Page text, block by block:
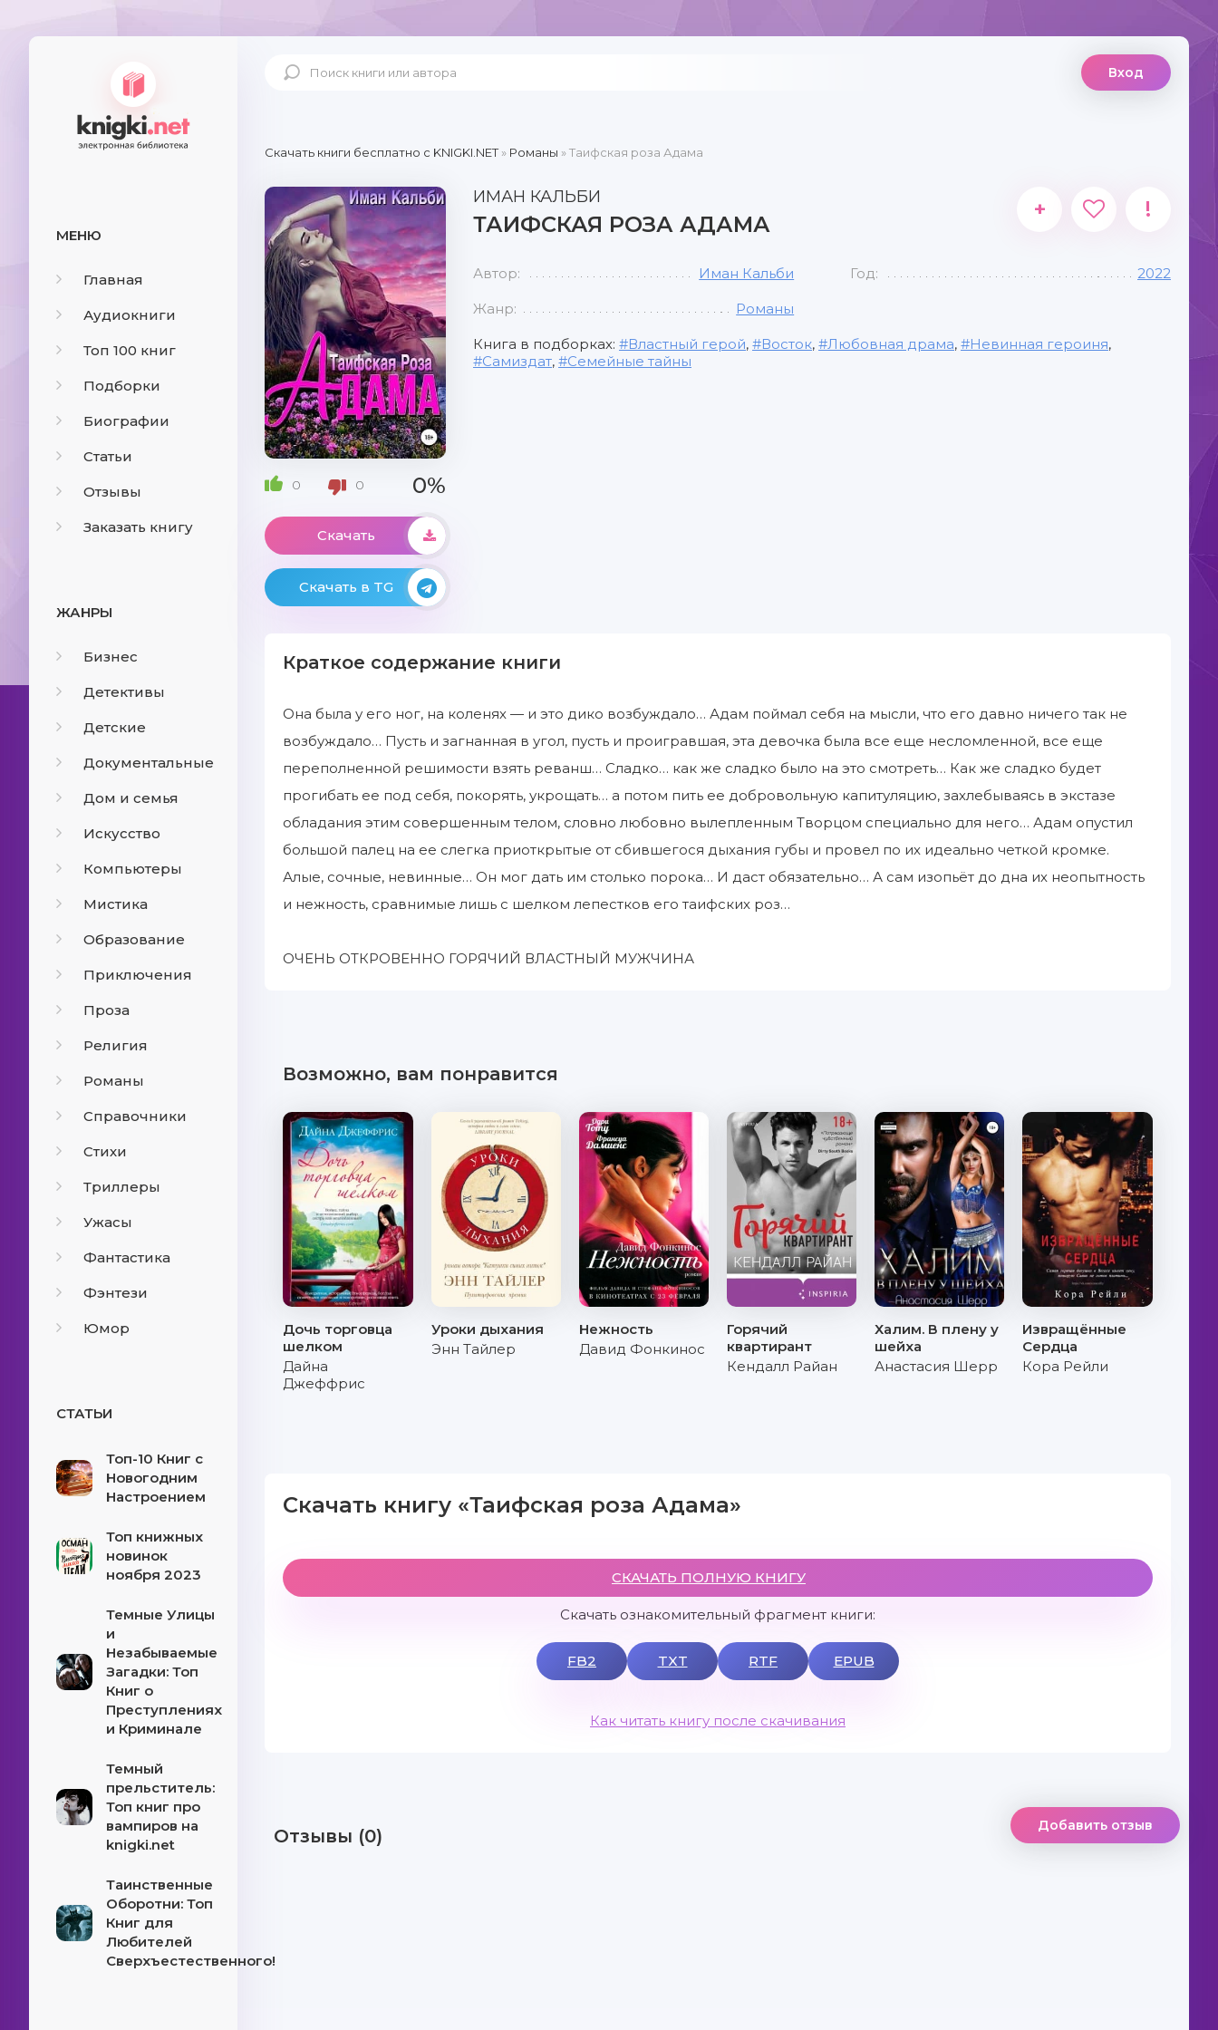
МЕНЮ
Главная
Аудиокниги
Топ 100 книг
Подборки
Биографии
Статьи
Отзывы
Заказать книгу
ЖАНРЫ
Бизнес
Детективы
Детские
Документальные
Дом и семья
Искусство
Компьютеры
Мистика
Образование
Приключения
Проза
Религия
Романы
Справочники
Стихи
Триллеры
Ужасы
Фантастика
Фэнтези
Юмор
СТАТЬИ
Топ-10 Книг с
Новогодним
Настроением
Топ книжных
новинок
ноября 2023
Темные Улицы
и
Незабываемые
Загадки: Топ
Книг о
Преступлениях
и Криминале
Темный
прельститель:
Топ книг про
вампиров на
knigki.net
Таинственные
Оборотни: Топ
Книг для
Любителей
Сверхъестественного!
Вход
Скачать книги бесплатно c KNIGKI.NET» Романы » Таифская роза Адама
0 0 0%
Скачать
Скачать в TG
ИМАН КАЛЬБИ
ТАИФСКАЯ РОЗА АДАМА
+ !
Автор: Иман Кальби Год: 2022
Жанр: Романы
Книга в подборках: Властный герой, Восток, Любовная драма, Невинная героиня,
Самиздат, Семейные тайны
Краткое содержание книги
Она была у его ног, на коленях — и это дико возбуждало… Адам поймал себя на мысли, что его давно ничего так не
возбуждало… Пусть и загнанная в угол, пусть и проигравшая, эта девочка была все еще несломленной, все еще
переполненной решимости взять реванш… Сладко… как же сладко было на это смотреть… Как же сладко будет
прогибать ее под себя, покорять, укрощать… а потом пить ее добровольную капитуляцию, захлебываясь в экстазе
обладания этим совершенным телом, словно любовно вылепленным Творцом специально для него… Адам опустил
большой палец на ее слегка приоткрытые от сбившегося дыхания губы и провел по их идеально четкой кромке.
Алые, сочные, невинные… Он мог дать им столько порока… И даст обязательно… А сам изопьёт до дна их неопытность
и нежность, сравнимые лишь с шелком лепестков его таифских роз…
ОЧЕНЬ ОТКРОВЕННО ГОРЯЧИЙ ВЛАСТНЫЙ МУЖЧИНА
Возможно, вам понравится
Дочь торговца
шелком
Дайна
Джеффрис
Уроки дыхания
Энн Тайлер
Нежность
Давид Фонкинос
Горячий
квартирант
Кендалл Райан
Халим. В плену у
шейха
Анастасия Шерр
Извращённые
Сердца
Кора Рейли
Скачать книгу «Таифская роза Адама»
СКАЧАТЬ ПОЛНУЮ КНИГУ
Скачать ознакомительный фрагмент книги:
FB2 TXT RTF EPUB
Как читать книгу после скачивания
Отзывы (0) Добавить отзыв